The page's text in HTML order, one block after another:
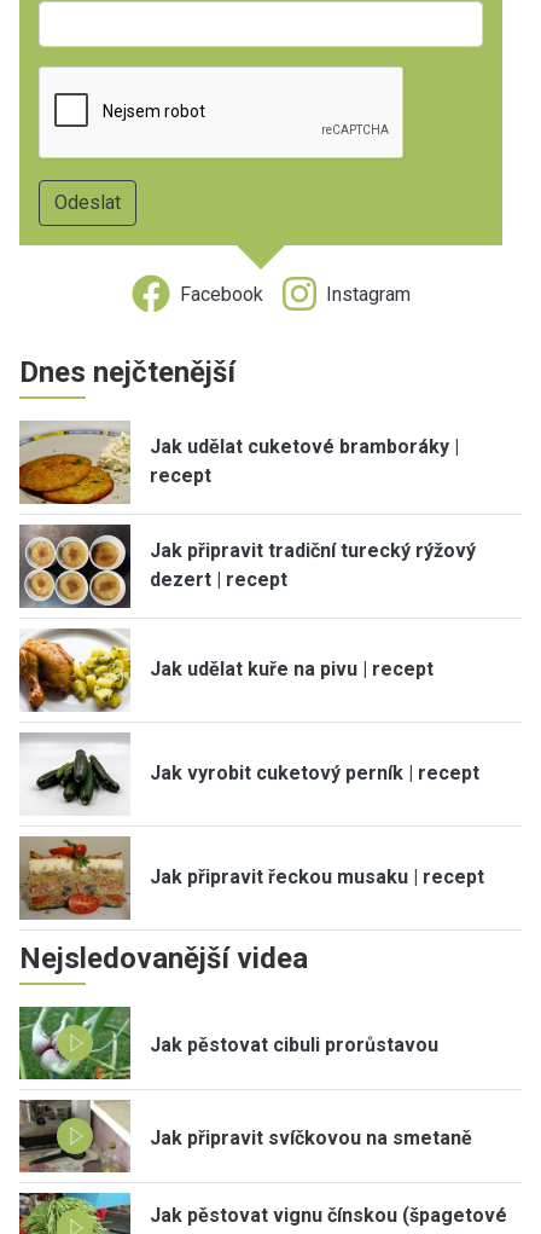
Facebook Instagram
Dnes nejčtenější
Jak udělat cuketové bramboráky |
recept
Jak připravit tradiční turecký rýžový
dezert | recept
Jak udělat kuře na pivu | recept
Jak vyrobit cuketový perník | recept
Jak připravit řeckou musaku | recept
Nejsledovanější videa
Jak pěstovat cibuli prorůstavou
Jak připravit svíčkovou na smetaně
Jak pěstovat vignu čínskou (špagetové